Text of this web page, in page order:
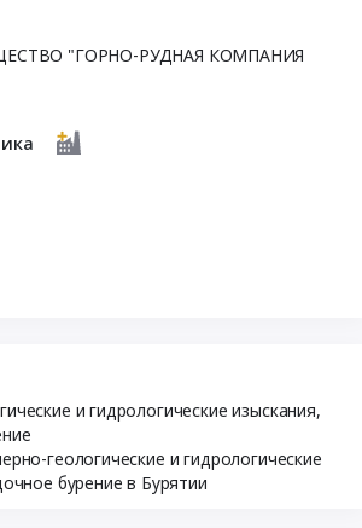
"ГОРНО-РУДНАЯ КОМПАНИЯ
и гидрологические изыскания,
геологические и гидрологические
бурение в Бурятии